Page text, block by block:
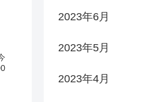
2023年6月
2023年5月
2023年4月